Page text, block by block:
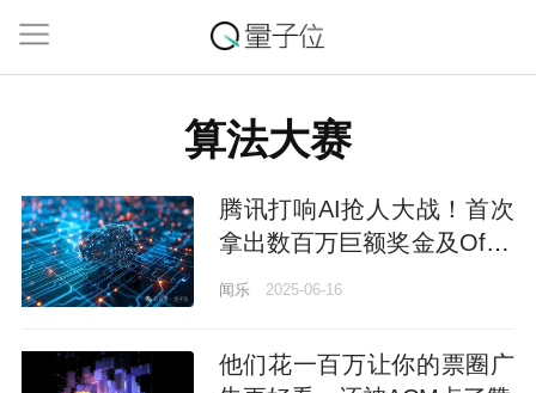
算法大赛
腾讯打响AI抢人大战！首次
拿出数百万巨额奖金及Offer
办算法大赛
闻乐 2025-06-16
他们花一百万让你的票圈广